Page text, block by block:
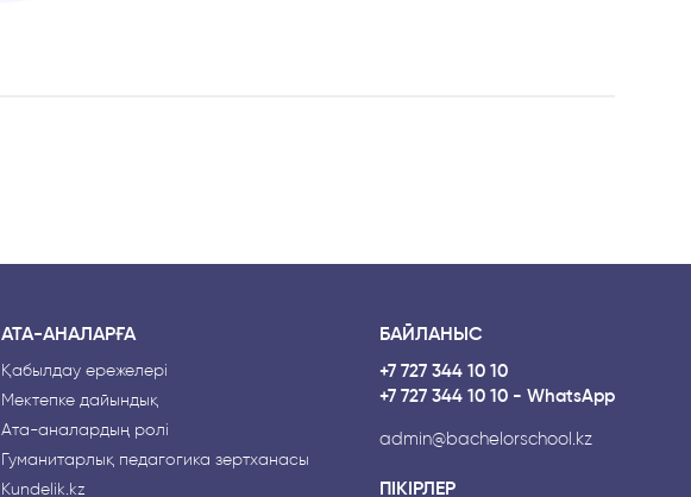
АТА-АНАЛАРҒА
Қабылдау ережелері
Мектепке дайындық
Ата-аналардың рөлі
Гуманитарлық педагогика зертханасы
Kundelik.kz
БАЙЛАНЫС
+7 727 344 10 10
+7 727 344 10 10 - WhatsApp
admin@bachelorschool.kz
ПІКІРЛЕР